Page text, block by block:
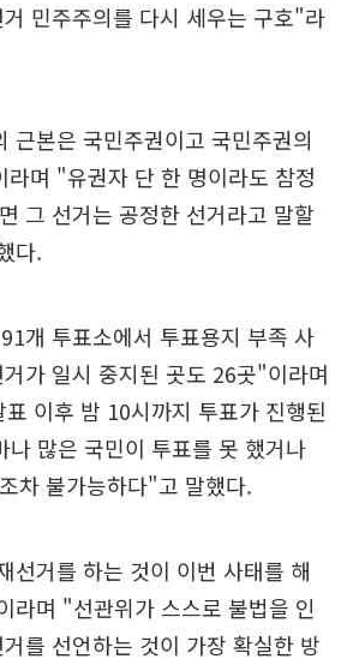
민주주의를 다시 세우는 구호"라
근본은 국민주권이고 국민주권의
며 "유권자 단 한 명이라도 참정
그 선거는 공정한 선거라고 말할
다.
개 투표소에서 투표용지 부족 사
가 일시 중지된 곳도 26곳"이라며
이후 밤 10시까지 투표가 진행된
나 많은 국민이 투표를 못 했거나
차 불가능하다"고 말했다.
선거를 하는 것이 이번 사태를 해
라며 "선관위가 스스로 불법을 인
를 선언하는 것이 가장 확실한 방